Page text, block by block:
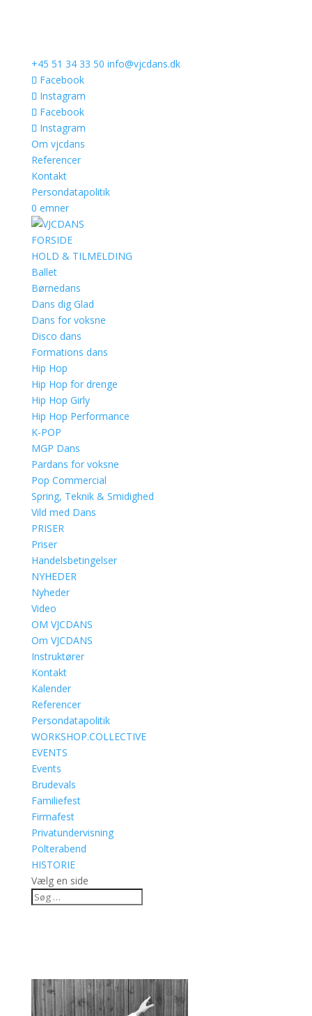
+45 51 34 33 50 info@vjcdans.dk
Facebook
Instagram
Facebook
Instagram
Om vjcdans
Referencer
Kontakt
Persondatapolitik
0 emner
FORSIDE
HOLD & TILMELDING
Ballet
Børnedans
Dans dig Glad
Dans for voksne
Disco dans
Formations dans
Hip Hop
Hip Hop for drenge
Hip Hop Girly
Hip Hop Performance
K-POP
MGP Dans
Pardans for voksne
Pop Commercial
Spring, Teknik & Smidighed
Vild med Dans
PRISER
Priser
Handelsbetingelser
NYHEDER
Nyheder
Video
OM VJCDANS
Om VJCDANS
Instruktører
Kontakt
Kalender
Referencer
Persondatapolitik
WORKSHOP.COLLECTIVE
EVENTS
Events
Brudevals
Familiefest
Firmafest
Privatundervisning
Polterabend
HISTORIE
Vælg en side